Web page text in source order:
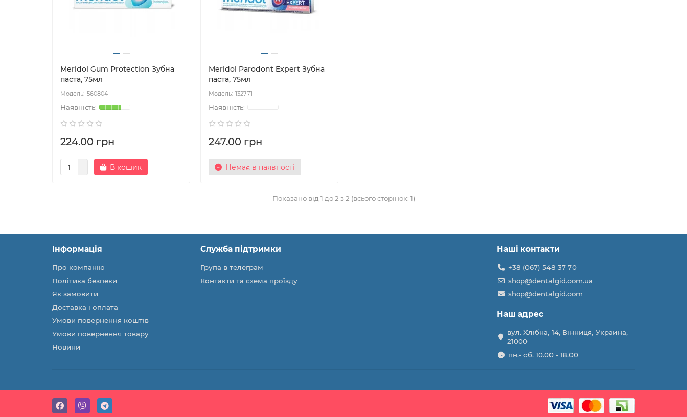
Meridol Gum Protection Зубна
паста, 75мл
560804
224.00 грн
В кошик
Meridol Parodont Expert Зубна
паста, 75мл
132771
247.00 грн
Немає в наявності
Показано від 1 до 2 з 2 (всього сторінок: 1)
Інформація
Про компанію
Політика безпеки
Як замовити
Доставка і оплата
Умови повернення коштів
Умови повернення товару
Новини
Служба підтримки
Група в телеграм
Контакти та схема проїзду
Наші контакти
+38 (067) 548 37 70
shop@dentalgid.com.ua
shop@dentalgid.com
Наш адрес
вул. Хлібна, 14, Вінниця, Украина,
21000
пн.- сб. 10.00 - 18.00